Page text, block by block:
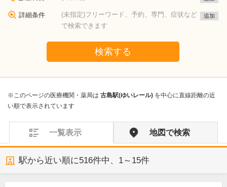
詳細条件
(未指定)フリーワード、予約、専門、症状など
で検索できます
追加
検索する
※このページの医療機関・薬局は 古島駅(ゆいレール) を中心に直線距離の近
い順で表示されています
一覧表示 地図で検索
駅から近い順に516件中、 1～15件